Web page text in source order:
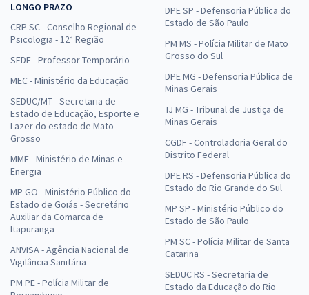
LONGO PRAZO
CRP SC - Conselho Regional de
Psicologia - 12ª Região
SEDF - Professor Temporário
MEC - Ministério da Educação
SEDUC/MT - Secretaria de
Estado de Educação, Esporte e
Lazer do estado de Mato
Grosso
MME - Ministério de Minas e
Energia
MP GO - Ministério Público do
Estado de Goiás - Secretário
Auxiliar da Comarca de
Itapuranga
ANVISA - Agência Nacional de
Vigilância Sanitária
PM PE - Polícia Militar de
DPE SP - Defensoria Pública do
Estado de São Paulo
PM MS - Polícia Militar de Mato
Grosso do Sul
DPE MG - Defensoria Pública de
Minas Gerais
TJ MG - Tribunal de Justiça de
Minas Gerais
CGDF - Controladoria Geral do
Distrito Federal
DPE RS - Defensoria Pública do
Estado do Rio Grande do Sul
MP SP - Ministério Público do
Estado de São Paulo
PM SC - Polícia Militar de Santa
Catarina
SEDUC RS - Secretaria de
Estado da Educação do Rio